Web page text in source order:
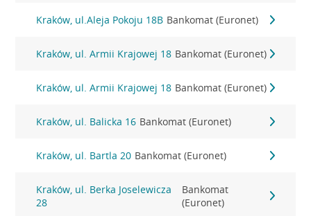
Kraków, ul.Aleja Pokoju 18B Bankomat (Euronet)
Kraków, ul. Armii Krajowej 18 Bankomat (Euronet)
Kraków, ul. Armii Krajowej 18 Bankomat (Euronet)
Kraków, ul. Balicka 16 Bankomat (Euronet)
Kraków, ul. Bartla 20 Bankomat (Euronet)
Kraków, ul. Berka Joselewicza
28
Bankomat
(Euronet)